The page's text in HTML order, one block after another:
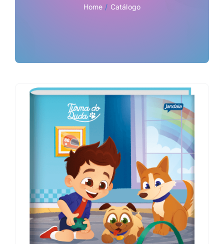
Home Catálogo